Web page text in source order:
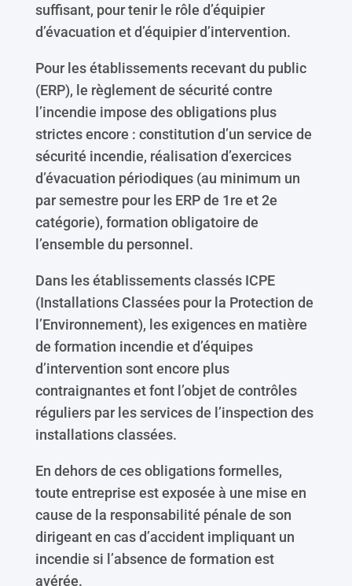
suffisant, pour tenir le rôle d’équipier
d’évacuation et d’équipier d’intervention.
Pour les établissements recevant du public
(ERP), le règlement de sécurité contre
l’incendie impose des obligations plus
strictes encore : constitution d’un service de
sécurité incendie, réalisation d’exercices
d’évacuation périodiques (au minimum un
par semestre pour les ERP de 1re et 2e
catégorie), formation obligatoire de
l’ensemble du personnel.
Dans les établissements classés ICPE
(Installations Classées pour la Protection de
l’Environnement), les exigences en matière
de formation incendie et d’équipes
d’intervention sont encore plus
contraignantes et font l’objet de contrôles
réguliers par les services de l’inspection des
installations classées.
En dehors de ces obligations formelles,
toute entreprise est exposée à une mise en
cause de la responsabilité pénale de son
dirigeant en cas d’accident impliquant un
incendie si l’absence de formation est
avérée.